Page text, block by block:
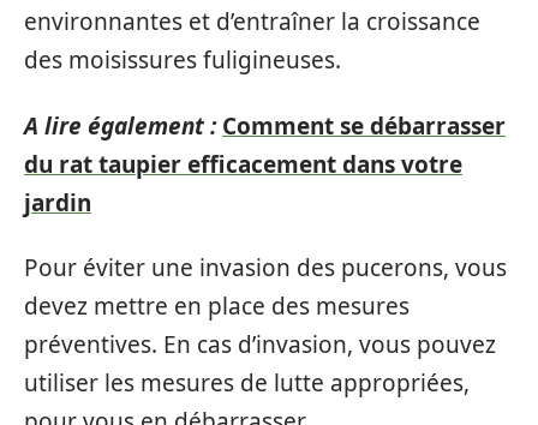
environnantes et d’entraîner la croissance
des moisissures fuligineuses.
A lire également : Comment se débarrasser
du rat taupier efficacement dans votre
jardin
Pour éviter une invasion des pucerons, vous
devez mettre en place des mesures
préventives. En cas d’invasion, vous pouvez
utiliser les mesures de lutte appropriées,